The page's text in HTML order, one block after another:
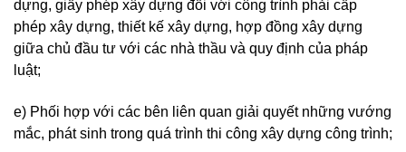
dựng, giấy phép xây dựng đối với công trình phải cấp
phép xây dựng, thiết kế xây dựng, hợp đồng xây dựng
giữa chủ đầu tư với các nhà thầu và quy định của pháp
luật;
e) Phối hợp với các bên liên quan giải quyết những vướng
mắc, phát sinh trong quá trình thi công xây dựng công trình;